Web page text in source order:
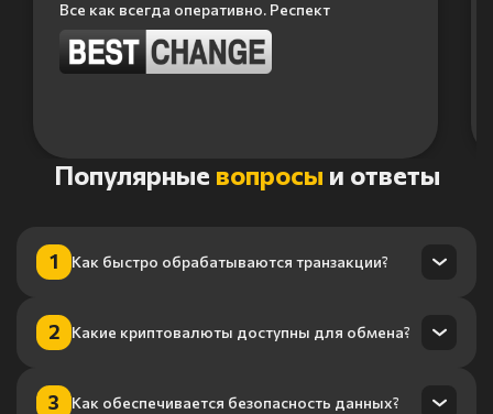
Все как всегда оперативно. Респект
Популярные вопросы и ответы
1 Как быстро обрабатываются транзакции?
Транзакции обрабатываются в течение нескольких минут
благодаря нашему высокопроизводительному
2 Какие криптовалюты доступны для обмена?
Мы поддерживаем более 100 криптовалют, включая
3 Как обеспечивается безопасность данных?